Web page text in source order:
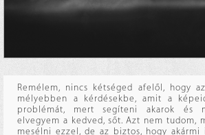
Remélem, nincs kétséged afelől, hogy
mélyebben a kérdésekbe, amit a
problémát, mert segíteni akarok és
elvegyem a kedved, sőt. Azt nem tudom,
mesélni ezzel, de az biztos, hogy